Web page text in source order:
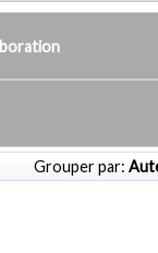
Grouper par: